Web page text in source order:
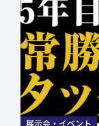
展示会・イベント